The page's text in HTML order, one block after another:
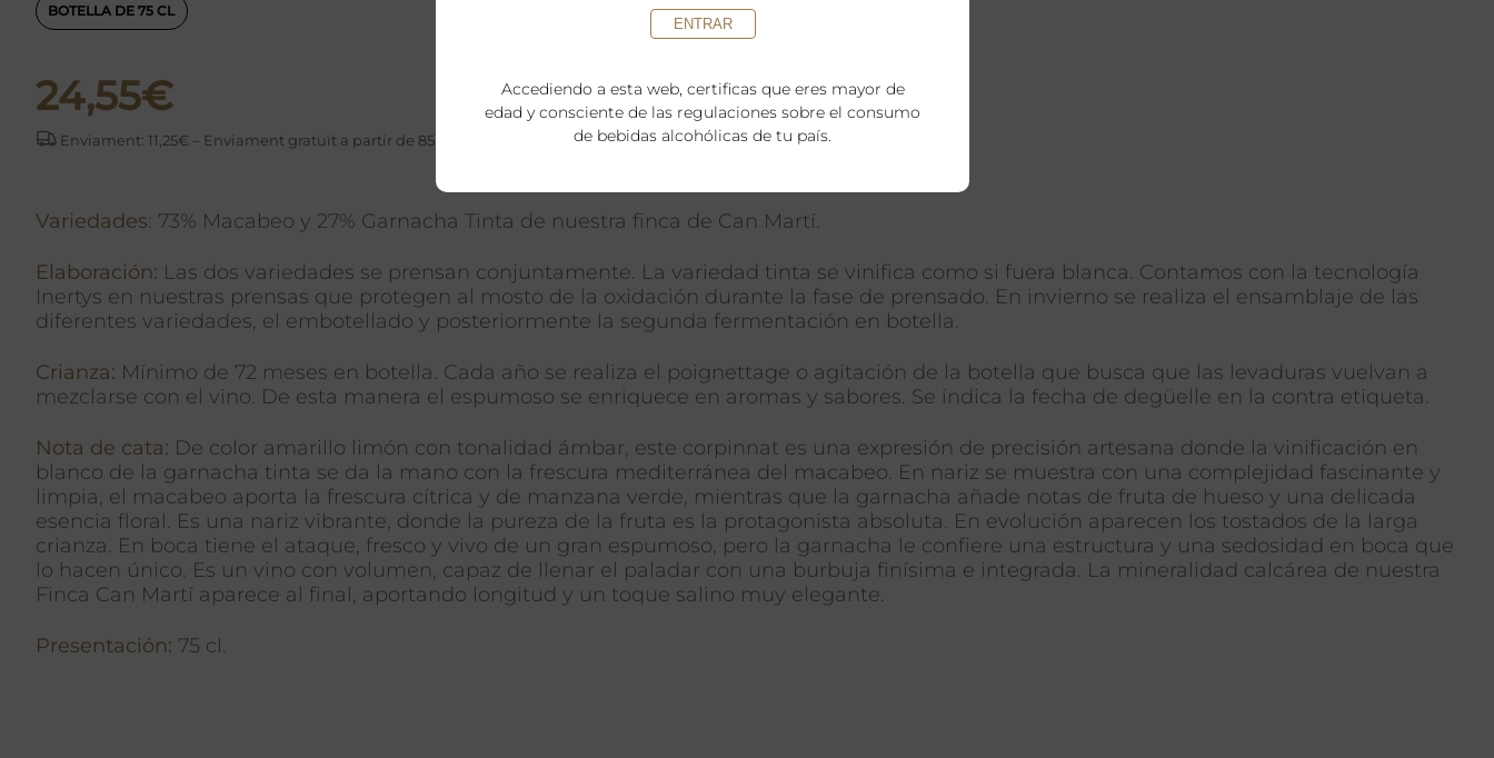
BOTELLA DE 75 CL
24,55€
Enviament: 11,25€ – Enviament gratuït a partir de 85,00€
Variedades: 73% Macabeo y 27% Garnacha Tinta de nuestra finca de Can Martí.
Elaboración: Las dos variedades se prensan conjuntamente. La variedad tinta se vinifica como si fuera blanca. Contamos con la tecnología
Inertys en nuestras prensas que protegen al mosto de la oxidación durante la fase de prensado. En invierno se realiza el ensamblaje de las
diferentes variedades, el embotellado y posteriormente la segunda fermentación en botella.
Crianza: Mínimo de 72 meses en botella. Cada año se realiza el poignettage o agitación de la botella que busca que las levaduras vuelvan a
mezclarse con el vino. De esta manera el espumoso se enriquece en aromas y sabores. Se indica la fecha de degüelle en la contra etiqueta.
Nota de cata: De color amarillo limón con tonalidad ámbar, este corpinnat es una expresión de precisión artesana donde la vinificación en
blanco de la garnacha tinta se da la mano con la frescura mediterránea del macabeo. En nariz se muestra con una complejidad fascinante y
limpia, el macabeo aporta la frescura cítrica y de manzana verde, mientras que la garnacha añade notas de fruta de hueso y una delicada
esencia floral. Es una nariz vibrante, donde la pureza de la fruta es la protagonista absoluta. En evolución aparecen los tostados de la larga
crianza. En boca tiene el ataque, fresco y vivo de un gran espumoso, pero la garnacha le confiere una estructura y una sedosidad en boca que
lo hacen único. Es un vino con volumen, capaz de llenar el paladar con una burbuja finísima e integrada. La mineralidad calcárea de nuestra
Finca Can Martí aparece al final, aportando longitud y un toque salino muy elegante.
Presentación: 75 cl.
ENTRAR
Accediendo a esta web, certificas que eres mayor de
edad y consciente de las regulaciones sobre el consumo
de bebidas alcohólicas de tu país.